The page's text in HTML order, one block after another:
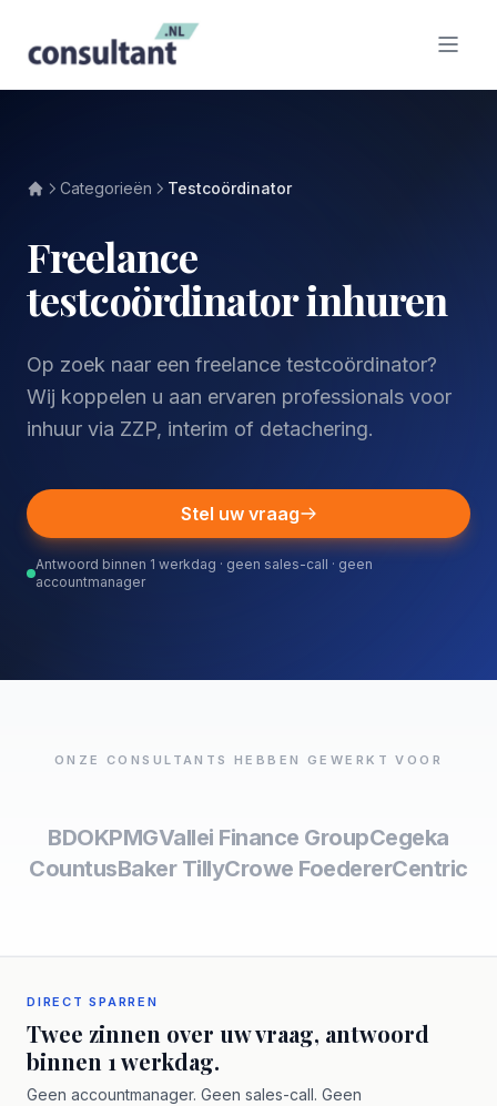
Categorieën Testcoördinator
Freelance
testcoördinator inhuren
Op zoek naar een freelance testcoördinator?
Wij koppelen u aan ervaren professionals voor
inhuur via ZZP, interim of detachering.
Stel uw vraag
Antwoord binnen 1 werkdag · geen sales-call · geen
accountmanager
ONZE CONSULTANTS HEBBEN GEWERKT VOOR
BDOKPMGVallei Finance GroupCegeka
CountusBaker TillyCrowe FoedererCentric
DIRECT SPARREN
Twee zinnen over uw vraag, antwoord
binnen 1 werkdag.
Geen accountmanager. Geen sales-call. Geen